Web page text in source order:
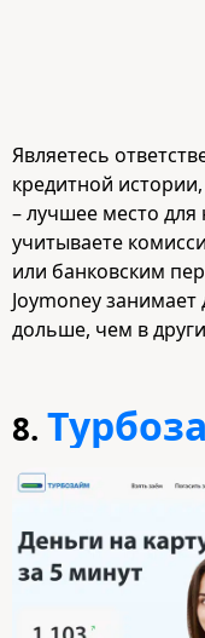
Являетесь
кредитной
– лучшее место для
учитываете
или банковским
Joymoney
дольше, чем в
8.